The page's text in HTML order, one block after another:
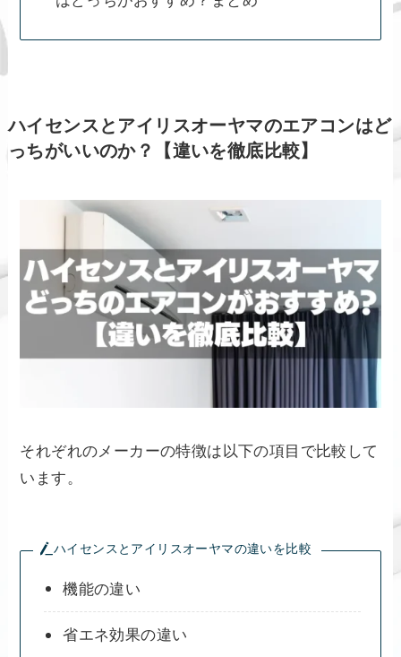
ハイセンスとアイリスオーヤマのエアコンはど
っちがいいのか？【違いを徹底比較】
それぞれのメーカーの特徴は以下の項目で比較して
います。
ハイセンスとアイリスオーヤマの違いを比較
機能の違い
省エネ効果の違い